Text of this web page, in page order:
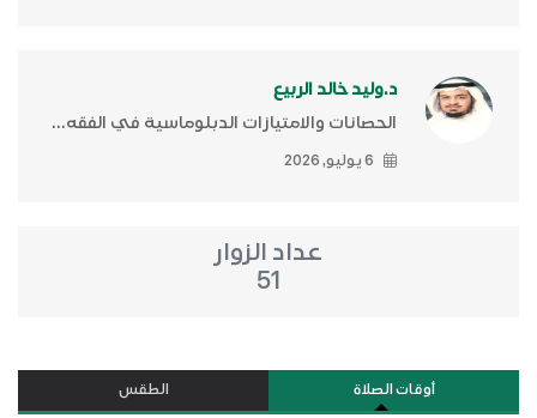
د.وليد خالد الربيع
الحصانات والامتيازات الدبلوماسية في الفقه...
6 يوليو, 2026
عداد الزوار
51
أوقات الصلاة الطقس